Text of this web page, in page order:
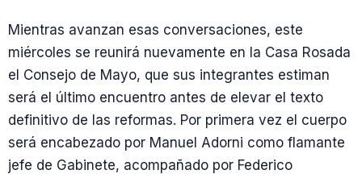
Mientras avanzan esas conversaciones, este
miércoles se reunirá nuevamente en la Casa Rosada
el Consejo de Mayo, que sus integrantes estiman
será el último encuentro antes de elevar el texto
definitivo de las reformas. Por primera vez el cuerpo
será encabezado por Manuel Adorni como flamante
jefe de Gabinete, acompañado por Federico